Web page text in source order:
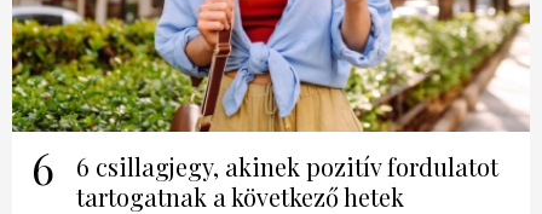
6
6 csillagjegy, akinek pozitív fordulatot
tartogatnak a következő hetek